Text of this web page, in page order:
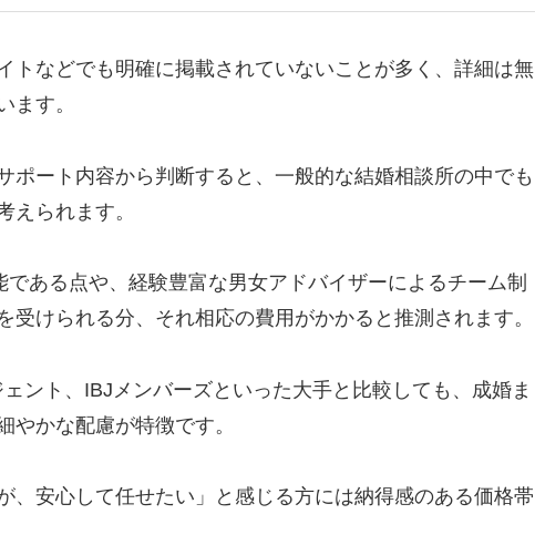
トなどでも明確に掲載されていないことが多く、詳細は無
ます。
ポート内容から判断すると、一般的な結婚相談所の中でも
えられます。
ある点や、経験豊富な男女アドバイザーによるチーム制
けられる分、それ相応の費用がかかると推測されます。
ント、IBJメンバーズといった大手と比較しても、成婚ま
やかな配慮が特徴です。
、安心して任せたい」と感じる方には納得感のある価格帯